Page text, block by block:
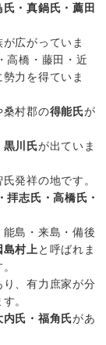
・真鍋氏・薦田
広がっていま
高橋・藤田・近
力を得ていま
桑村郡の得能氏が
黒川氏が出ていま
発祥の地です。
拝志氏・高橋氏・
能島・来島・備後
村上 と呼ばれま
、有力庶家が分
。
内氏・福角氏があ